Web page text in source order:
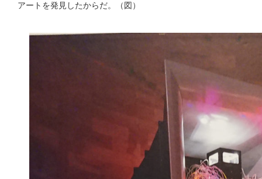
アートを発見したからだ。（図）